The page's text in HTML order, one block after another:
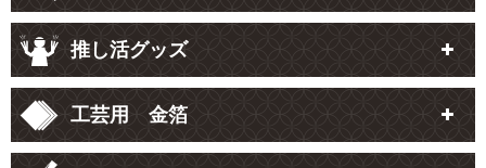
推し活グッズ
工芸用 金箔